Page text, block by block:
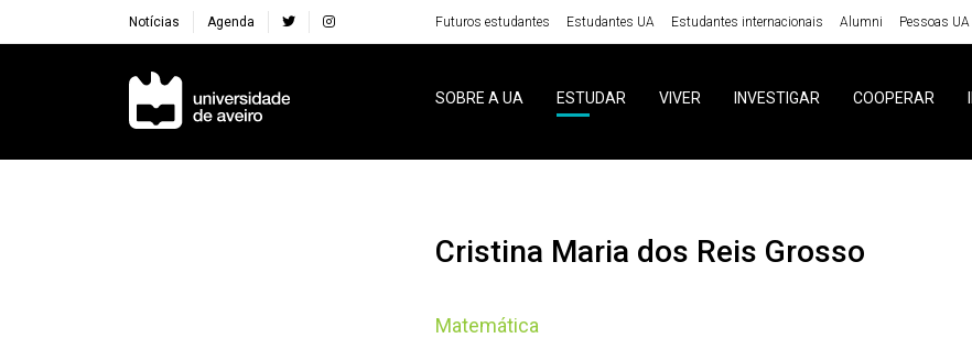
Notícias Agenda Futuros estudantes Estudantes UA Estudantes internacionais Alumni Pessoas UA
Navegação Principal
SOBRE A UA ESTUDAR VIVER INVESTIGAR COOPERAR
Cristina Maria dos Reis Grosso
Matemática